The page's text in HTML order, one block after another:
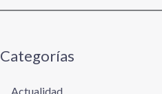
Categorías
Actualidad